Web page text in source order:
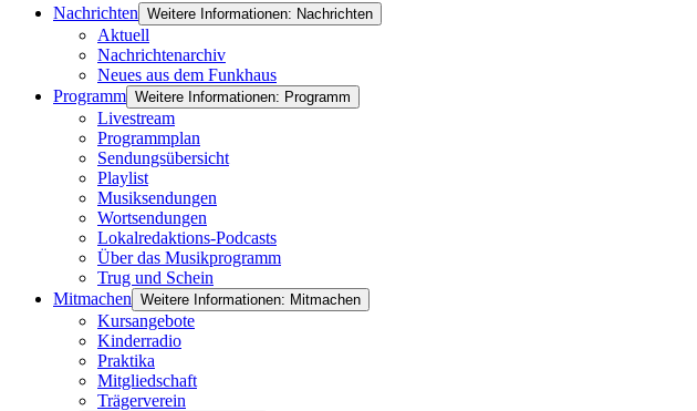
Nachrichten Weitere Informationen: Nachrichten
Aktuell
Nachrichtenarchiv
Neues aus dem Funkhaus
Programm Weitere Informationen: Programm
Livestream
Programmplan
Sendungsübersicht
Playlist
Musiksendungen
Wortsendungen
Lokalredaktions-Podcasts
Über das Musikprogramm
Trug und Schein
Mitmachen Weitere Informationen: Mitmachen
Kursangebote
Kinderradio
Praktika
Mitgliedschaft
Trägerverein